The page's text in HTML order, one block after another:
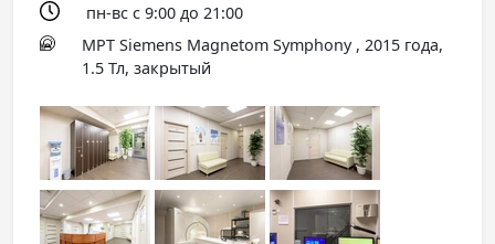
пн-вс с 9:00 до 21:00
МРТ Siemens Magnetom Symphony , 2015 года,
1.5 Тл, закрытый